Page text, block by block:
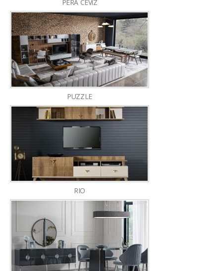
PERA CEViZ
PUZZLE
RIO